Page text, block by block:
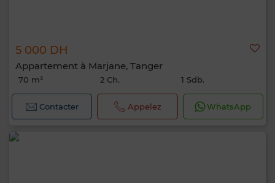
5 000 DH
Appartement à Marjane, Tanger
70 m² 2 Ch. 1 Sdb.
Contacter Appelez WhatsApp